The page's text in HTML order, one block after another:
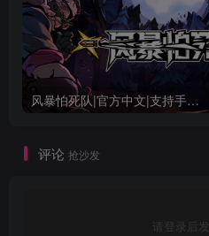
风暴怕死队|官方中文|支持手柄|Pass the Fear
评论 抢沙发
请登录后